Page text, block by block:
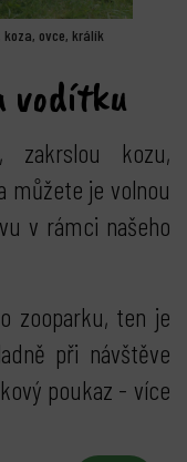
ovce, králík
vodítku
zakrslou kozu,
můžete je volnou
v rámci našeho
zooparku, ten je
při návštěve
poukaz - více